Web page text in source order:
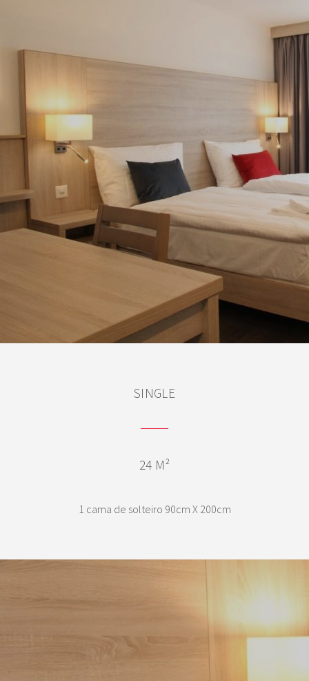
SINGLE
24 M²
1 cama de solteiro 90cm X 200cm